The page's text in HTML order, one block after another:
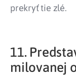
prekryť tie zlé.
11.
milovanej